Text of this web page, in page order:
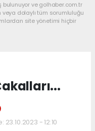
bulunuyor ve golhaber.com.tr
veya dolaylı tüm sorumluluğu
site yönetimi hiçbir
- 12:10